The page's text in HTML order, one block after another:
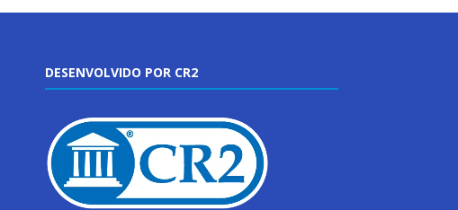
DESENVOLVIDO POR CR2